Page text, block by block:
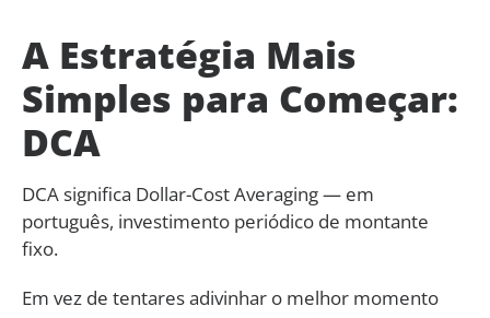
A Estratégia Mais
Simples para Começar:
DCA
DCA significa Dollar-Cost Averaging — em
português, investimento periódico de montante
fixo.
Em vez de tentares adivinhar o melhor momento